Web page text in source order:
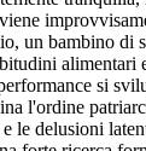
un bambino di
alimentari
si
l'ordine
le delusioni